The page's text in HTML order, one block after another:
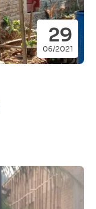
29
06/2021